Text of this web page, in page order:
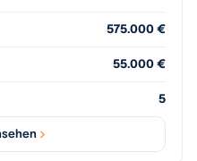
575.000 €
55.000 €
5